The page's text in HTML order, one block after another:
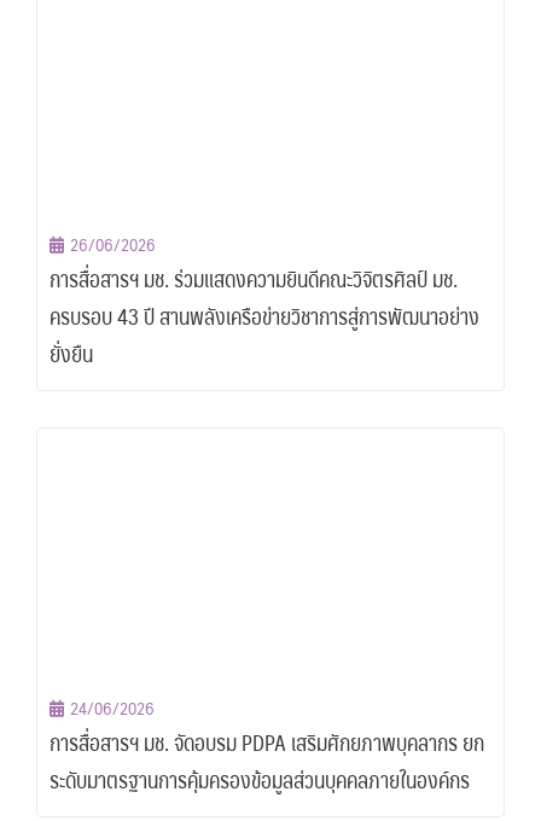
26/06/2026
การสื่อสารฯ มช. ร่วมแสดงความยินดีคณะวิจิตรศิลป์ มช.
ครบรอบ 43 ปี สานพลังเครือข่ายวิชาการสู่การพัฒนาอย่าง
ยั่งยืน
24/06/2026
การสื่อสารฯ มช. จัดอบรม PDPA เสริมศักยภาพบุคลากร ยก
ระดับมาตรฐานการคุ้มครองข้อมูลส่วนบุคคลภายในองค์กร